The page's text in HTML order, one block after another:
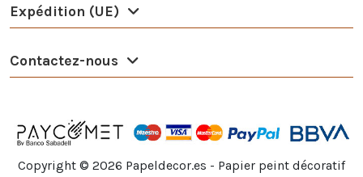
Expédition (UE)
Contactez-nous
Copyright © 2026 Papeldecor.es - Papier peint décoratif